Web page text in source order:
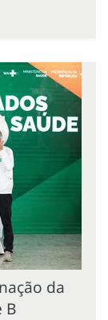
da
B